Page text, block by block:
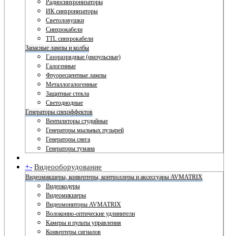
Радиосинхронизаторы
ИК синхронизаторы
Светоловушки
Синхрокабели
TTL синхрокабели
Запасные лампы и колбы
Газоразрядные (импульсные)
Галогенные
Флуоресцентные лампы
Металлогалогенные
Защитные стекла
Светодиодные
Генераторы спецэффектов
Вентиляторы студийные
Генераторы мыльных пузырей
Генераторы снега
Генераторы тумана
+- Видеооборудование
Видеомикшеры, конвертеры, контроллеры и аксессуары AVMATRIX
Видеокодеры
Видеомикшеры
Видеомониторы AVMATRIX
Волоконно-оптические удлинители
Камеры и пульты управления
Конвертеры сигналов